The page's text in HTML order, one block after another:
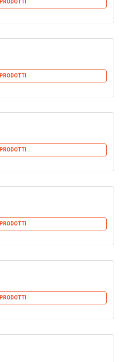
PRODOTTI
PRODOTTI
PRODOTTI
PRODOTTI
PRODOTTI